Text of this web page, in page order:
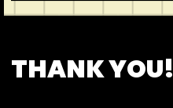
THANK YOU!